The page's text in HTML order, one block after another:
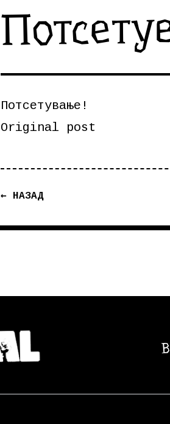
Потсетување!
Original post
← НАЗАД